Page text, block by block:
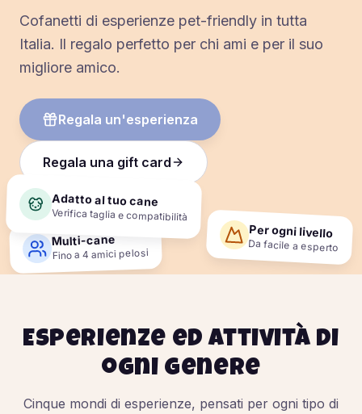
Cofanetti di esperienze pet-friendly in tutta
Italia. Il regalo perfetto per chi ami e per il suo
migliore amico.
Regala un'esperienza
Regala una gift card
Per ogni livello
Da facile a esperto
Multi-cane
Fino a 4 amici pelosi
Adatto al tuo cane
Verifica taglia e compatibilità
Esperienze ed attività di
ogni genere
Cinque mondi di esperienze, pensati per ogni tipo di